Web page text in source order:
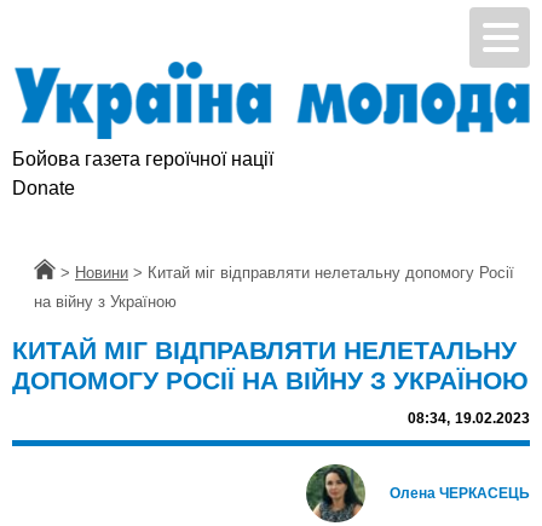
Бойова газета героїчної нації
Donate
Головна
> Новини > Китай міг відправляти нелетальну допомогу Росії
на війну з Україною
КИТАЙ МІГ ВІДПРАВЛЯТИ НЕЛЕТАЛЬНУ
ДОПОМОГУ РОСІЇ НА ВІЙНУ З УКРАЇНОЮ
08:34, 19.02.2023
Олена ЧЕРКАСЕЦЬ